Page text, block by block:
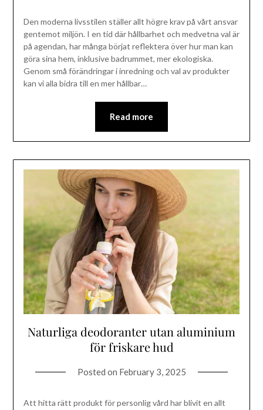
Den moderna livsstilen ställer allt högre krav på vårt ansvar
gentemot miljön. I en tid där hållbarhet och medvetna val är
på agendan, har många börjat reflektera över hur man kan
göra sina hem, inklusive badrummet, mer ekologiska.
Genom små förändringar i inredning och val av produkter
kan vi alla bidra till en mer hållbar…
Read more
Naturliga deodoranter utan aluminium
för friskare hud
Posted on February 3, 2025
Att hitta rätt produkt för personlig vård har blivit en allt